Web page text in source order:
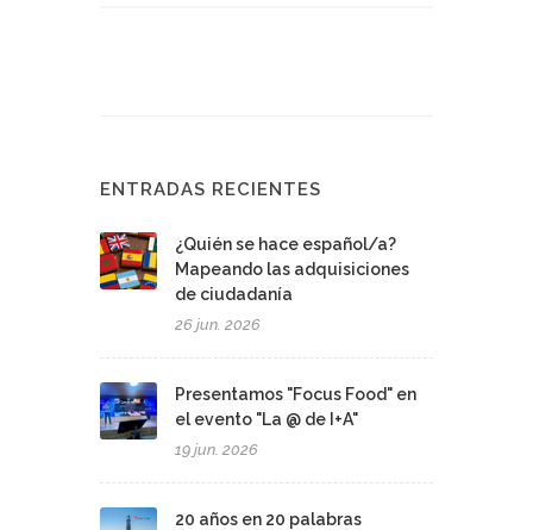
ENTRADAS RECIENTES
¿Quién se hace español/a?
Mapeando las adquisiciones
de ciudadanía
26 jun. 2026
Presentamos "Focus Food" en
el evento "La @ de I+A"
19 jun. 2026
20 años en 20 palabras